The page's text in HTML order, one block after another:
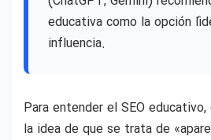
educativa como la opción
influencia.
Para entender el SEO
la idea de que se trata de